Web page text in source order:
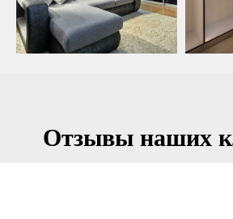
Отзывы наших